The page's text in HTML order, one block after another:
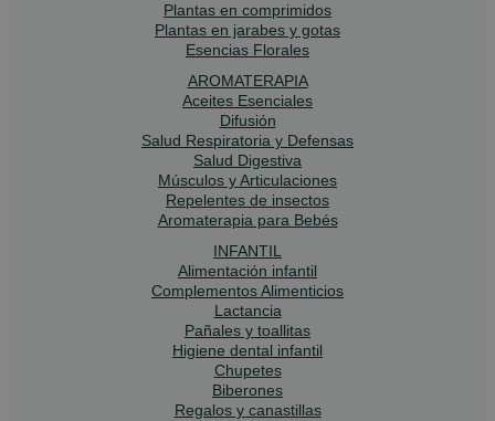
Plantas en comprimidos
Plantas en jarabes y gotas
Esencias Florales
AROMATERAPIA
Aceites Esenciales
Difusión
Salud Respiratoria y Defensas
Salud Digestiva
Músculos y Articulaciones
Repelentes de insectos
Aromaterapia para Bebés
INFANTIL
Alimentación infantil
Complementos Alimenticios
Lactancia
Pañales y toallitas
Higiene dental infantil
Chupetes
Biberones
Regalos y canastillas